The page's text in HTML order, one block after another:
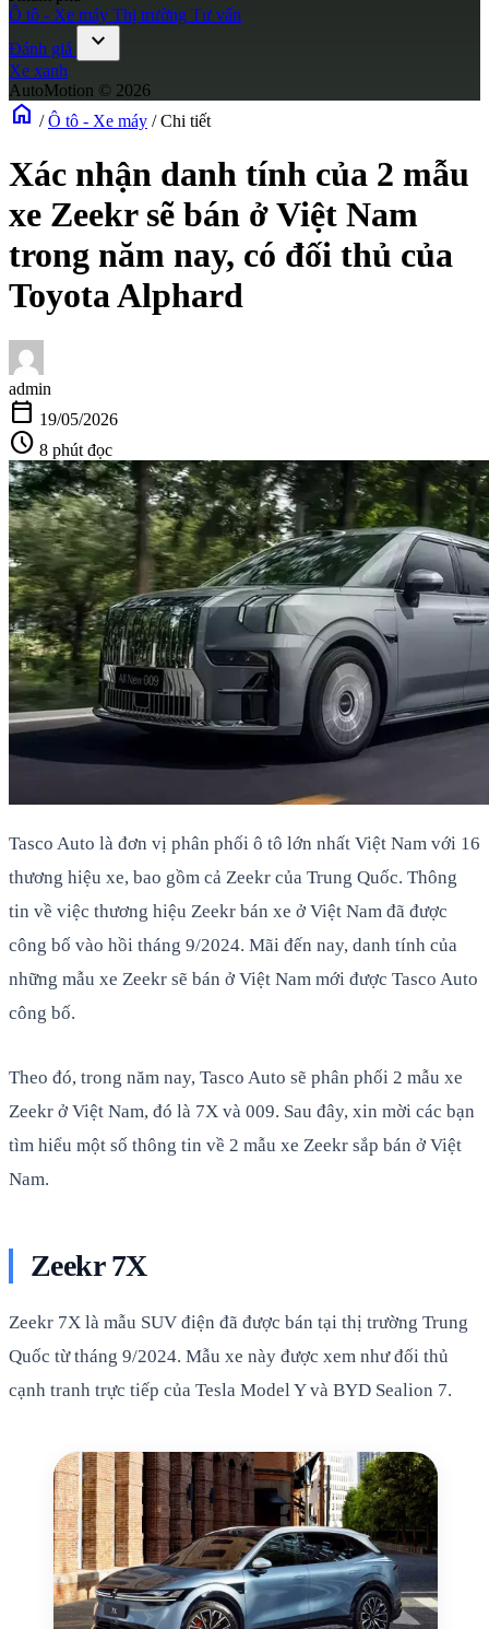
Ô tô - Xe máy Thị trường Tư vấn
Đánh giá
expand_more
Xe xanh
AutoMotion © 2026
home / Ô tô - Xe máy / Chi tiết
Xác nhận danh tính của 2 mẫu
xe Zeekr sẽ bán ở Việt Nam
trong năm nay, có đối thủ của
Toyota Alphard
admin
calendar_today 19/05/2026
schedule 8 phút đọc
Tasco Auto là đơn vị phân phối ô tô lớn nhất Việt Nam với 16
thương hiệu xe, bao gồm cả Zeekr của Trung Quốc. Thông
tin về việc thương hiệu Zeekr bán xe ở Việt Nam đã được
công bố vào hồi tháng 9/2024. Mãi đến nay, danh tính của
những mẫu xe Zeekr sẽ bán ở Việt Nam mới được Tasco Auto
công bố.
Theo đó, trong năm nay, Tasco Auto sẽ phân phối 2 mẫu xe
Zeekr ở Việt Nam, đó là 7X và 009. Sau đây, xin mời các bạn
tìm hiểu một số thông tin về 2 mẫu xe Zeekr sắp bán ở Việt
Nam.
Zeekr 7X
Zeekr 7X là mẫu SUV điện đã được bán tại thị trường Trung
Quốc từ tháng 9/2024. Mẫu xe này được xem như đối thủ
cạnh tranh trực tiếp của Tesla Model Y và BYD Sealion 7.